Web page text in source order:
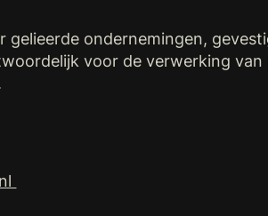
gelieerde ondernemingen,
voor de verwerking